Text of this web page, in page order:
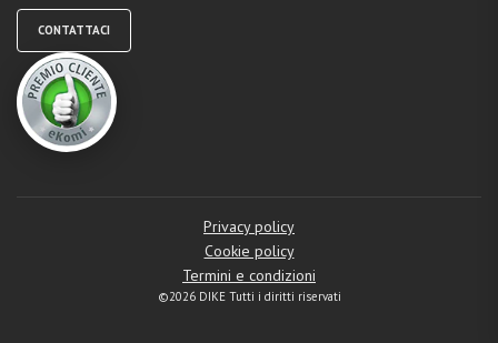
CONTATTACI
Privacy policy
Cookie policy
Termini e condizioni
©2026 DIKE Tutti i diritti riservati